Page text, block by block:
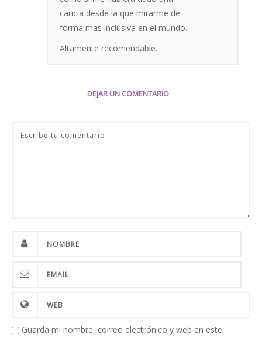
caricia desde la que mirarme de
forma mas inclusiva en el mundo.
Altamente recomendable.
DEJAR UN COMENTARIO
Guarda mi nombre, correo electrónico y web en este